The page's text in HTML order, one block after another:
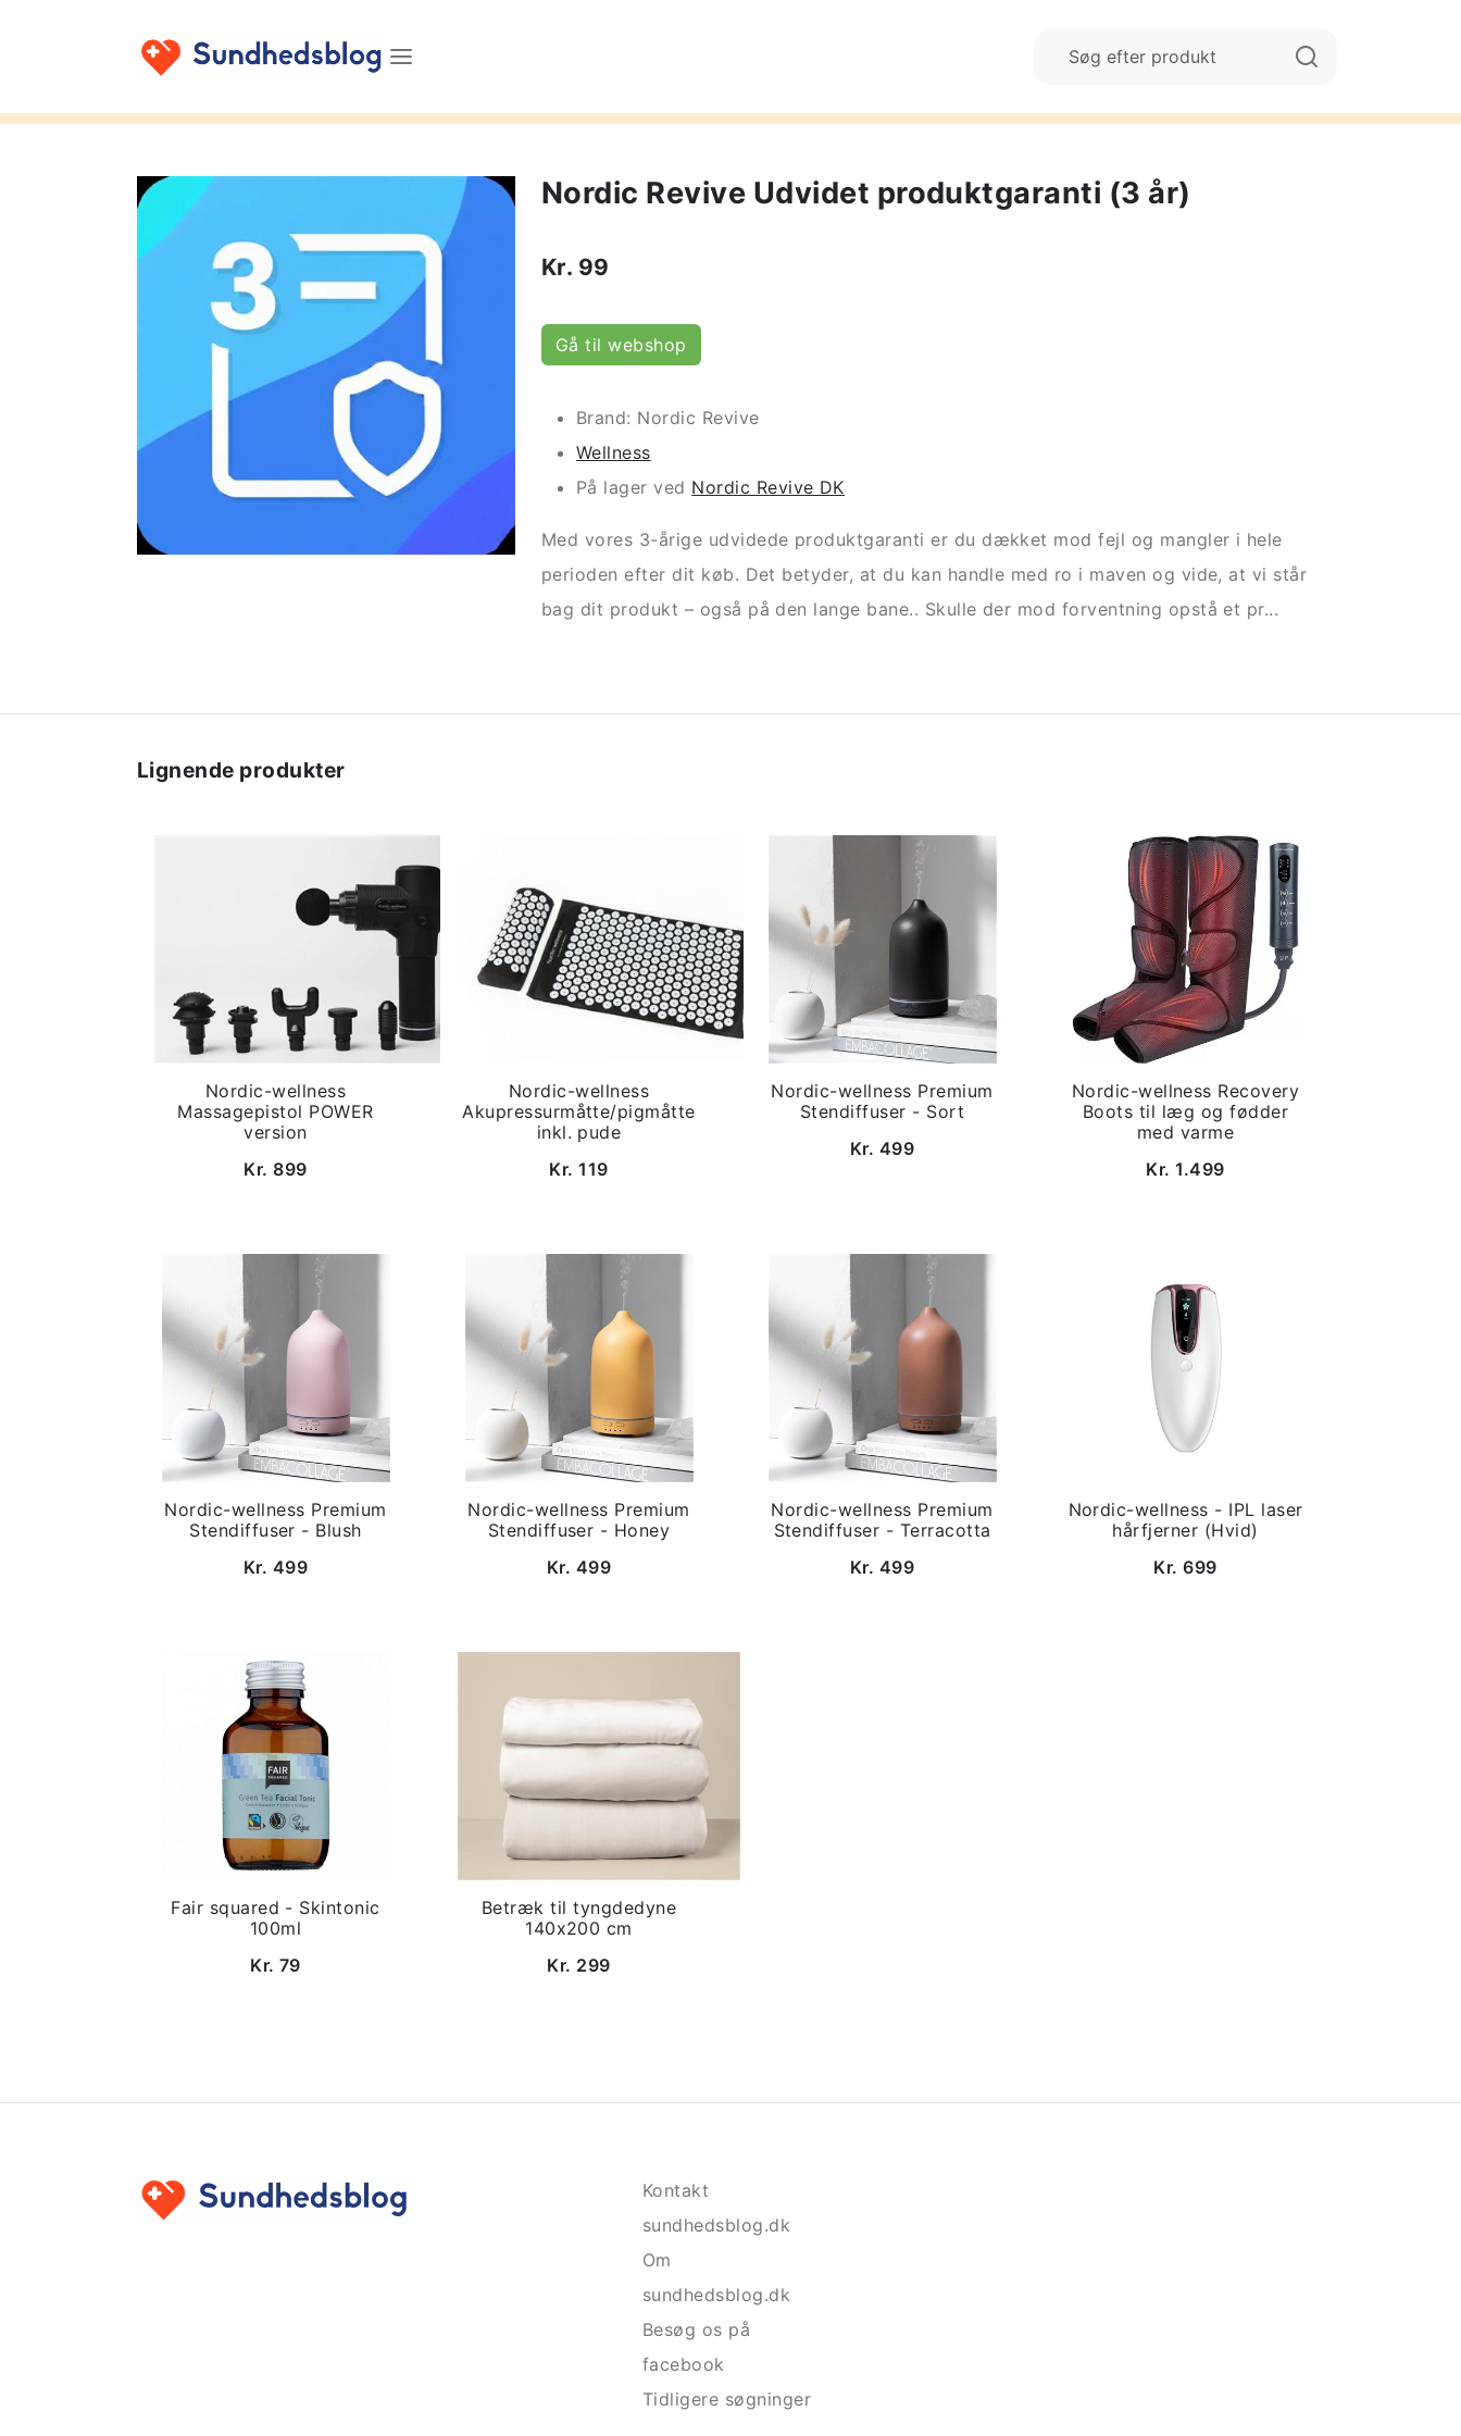
Nordic Revive Udvidet produktgaranti (3 år)
Kr. 99
Gå til webshop
Brand: Nordic Revive
Wellness
På lager ved Nordic Revive DK
Med vores 3-årige udvidede produktgaranti er du dækket mod fejl og mangler i hele
perioden efter dit køb. Det betyder, at du kan handle med ro i maven og vide, at vi står
bag dit produkt – også på den lange bane.. Skulle der mod forventning opstå et pr...
Lignende produkter
Nordic-wellness
Massagepistol POWER
version
Kr. 899
Nordic-wellness
Akupressurmåtte/pigmåtte
inkl. pude
Kr. 119
Nordic-wellness Premium
Stendiffuser - Sort
Kr. 499
Nordic-wellness Recovery
Boots til læg og fødder
med varme
Kr. 1.499
Nordic-wellness Premium
Stendiffuser - Blush
Kr. 499
Nordic-wellness Premium
Stendiffuser - Honey
Kr. 499
Nordic-wellness Premium
Stendiffuser - Terracotta
Kr. 499
Nordic-wellness - IPL laser
hårfjerner (Hvid)
Kr. 699
Fair squared - Skintonic
100ml
Kr. 79
Betræk til tyngdedyne
140x200 cm
Kr. 299
Kontakt
sundhedsblog.dk
Om
sundhedsblog.dk
Besøg os på
facebook
Tidligere søgninger